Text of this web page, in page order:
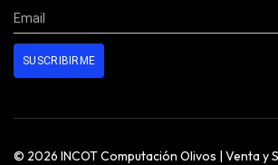
© 2026 INCOT Computación Olivos | Venta y